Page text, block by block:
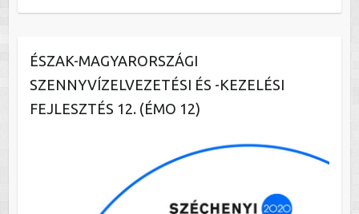
ÉSZAK-MAGYARORSZÁGI
SZENNYVÍZELVEZETÉSI ÉS -KEZELÉSI
FEJLESZTÉS 12. (ÉMO 12)